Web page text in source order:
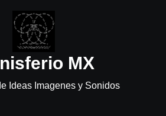
MX
Ideas Imagenes y Sonidos